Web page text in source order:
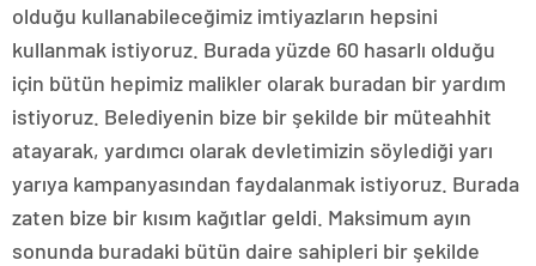
olduğu kullanabileceğimiz imtiyazların hepsini
kullanmak istiyoruz. Burada yüzde 60 hasarlı olduğu
için bütün hepimiz malikler olarak buradan bir yardım
istiyoruz. Belediyenin bize bir şekilde bir müteahhit
atayarak, yardımcı olarak devletimizin söylediği yarı
yarıya kampanyasından faydalanmak istiyoruz. Burada
zaten bize bir kısım kağıtlar geldi. Maksimum ayın
sonunda buradaki bütün daire sahipleri bir şekilde